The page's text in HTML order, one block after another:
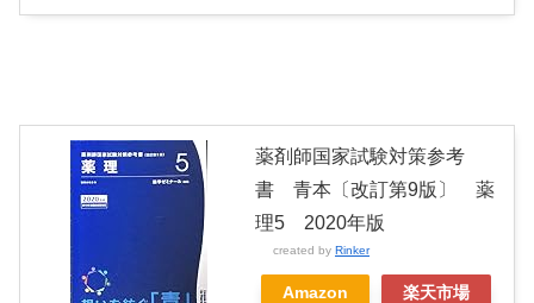
薬剤師国家試験対策参考
書 青本〔改訂第9版〕 薬
理5 2020年版
created by Rinker
Amazon 楽天市場